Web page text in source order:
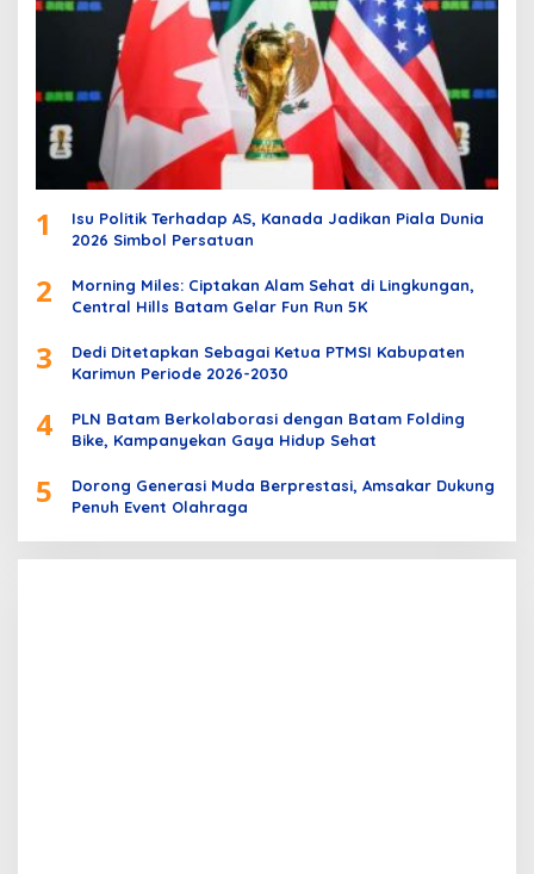
1
Isu Politik Terhadap AS, Kanada Jadikan Piala Dunia
2026 Simbol Persatuan
2
Morning Miles: Ciptakan Alam Sehat di Lingkungan,
Central Hills Batam Gelar Fun Run 5K
3
Dedi Ditetapkan Sebagai Ketua PTMSI Kabupaten
Karimun Periode 2026-2030
4
PLN Batam Berkolaborasi dengan Batam Folding
Bike, Kampanyekan Gaya Hidup Sehat
5
Dorong Generasi Muda Berprestasi, Amsakar Dukung
Penuh Event Olahraga